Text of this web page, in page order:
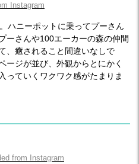
Instagram
ハニーポットに乗ってプーさん
ーさんや100エーカーの森の仲間
、癒されること間違いなしで
ージが並び、外観からとにかく
っていくワクワク感がたまりま
from Instagram